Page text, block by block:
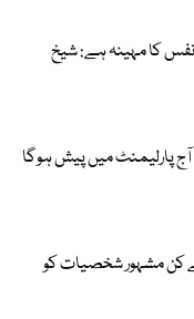
کا مہینہ ہے: شیخ
آج پارلیمنٹ میں پیش ہوگا
نے کن مشہور شخصیات کو